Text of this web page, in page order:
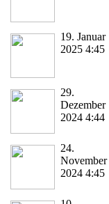
19. Januar
2025 4:45
29.
Dezember
2024 4:44
24.
November
2024 4:45